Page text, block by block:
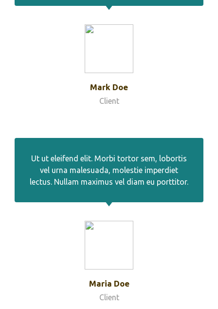
Mark Doe
Client
Ut ut eleifend elit. Morbi tortor sem, lobortis
vel urna malesuada, molestie imperdiet
lectus. Nullam maximus vel diam eu porttitor.
Maria Doe
Client